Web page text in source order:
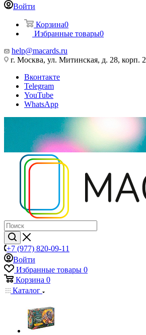
Войти
Корзина0
Избранные товары0
help@macards.ru
г. Москва, ул. Митинская, д. 28, корп. 2
Вконтакте
Telegram
YouTube
WhatsApp
+7 (977) 820-09-11
Войти
Избранные товары 0
Корзина 0
Каталог